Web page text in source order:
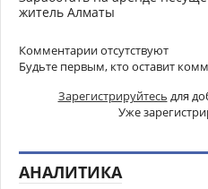
житель Алматы
Комментарии отсутствуют
Будьте первым, кто оставит
Зарегистрируйтесь для
Уже
АНАЛИТИКА